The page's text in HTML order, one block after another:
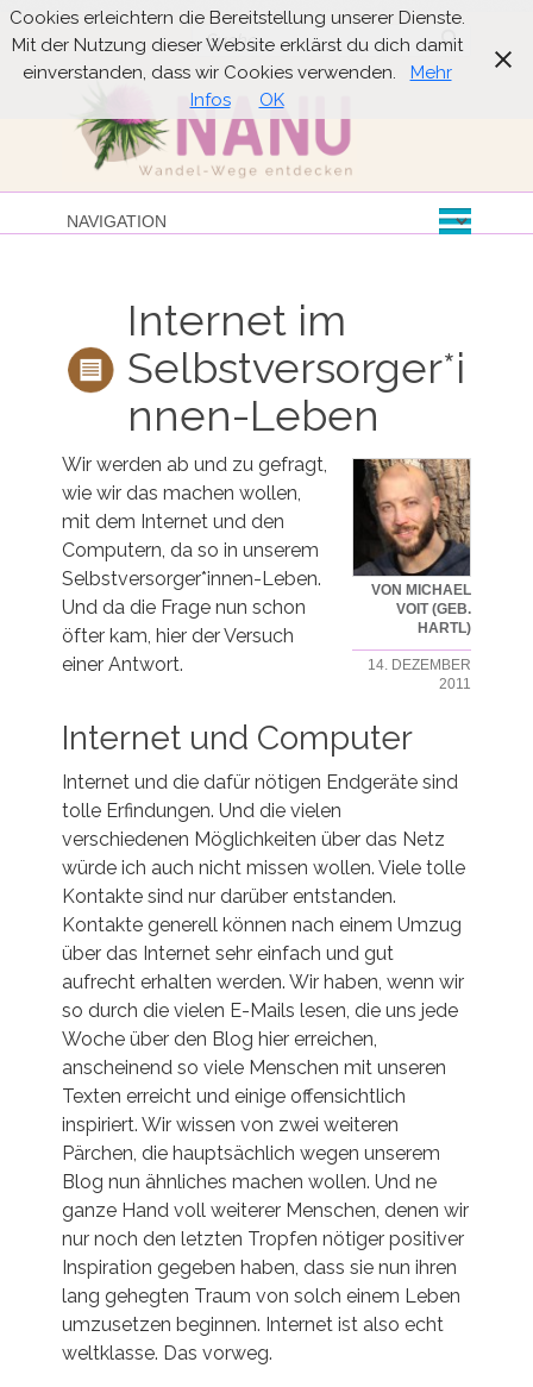
Suche
Internet im
Selbstversorger*i
nnen-Leben
VON MICHAEL
VOIT (GEB.
HARTL)
14. DEZEMBER
2011
Wir werden ab und zu gefragt,
wie wir das machen wollen,
mit dem Internet und den
Computern, da so in unserem
Selbstversorger*innen-Leben.
Und da die Frage nun schon
öfter kam, hier der Versuch
einer Antwort.
Internet und Computer
Internet und die dafür nötigen Endgeräte sind
tolle Erfindungen. Und die vielen
verschiedenen Möglichkeiten über das Netz
würde ich auch nicht missen wollen. Viele tolle
Kontakte sind nur darüber entstanden.
Kontakte generell können nach einem Umzug
über das Internet sehr einfach und gut
aufrecht erhalten werden. Wir haben, wenn wir
so durch die vielen E-Mails lesen, die uns jede
Woche über den Blog hier erreichen,
anscheinend so viele Menschen mit unseren
Texten erreicht und einige offensichtlich
inspiriert. Wir wissen von zwei weiteren
Pärchen, die hauptsächlich wegen unserem
Blog nun ähnliches machen wollen. Und ne
ganze Hand voll weiterer Menschen, denen wir
nur noch den letzten Tropfen nötiger positiver
Inspiration gegeben haben, dass sie nun ihren
lang gehegten Traum von solch einem Leben
umzusetzen beginnen. Internet ist also echt
weltklasse. Das vorweg.
Cookies erleichtern die Bereitstellung unserer Dienste.
Mit der Nutzung dieser Website erklärst du dich damit
einverstanden, dass wir Cookies verwenden.
Mehr
Infos
OK